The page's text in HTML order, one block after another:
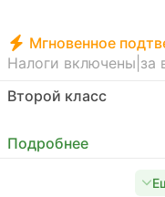
Мгновенное
Налоги включены за
Второй класс
Подробнее